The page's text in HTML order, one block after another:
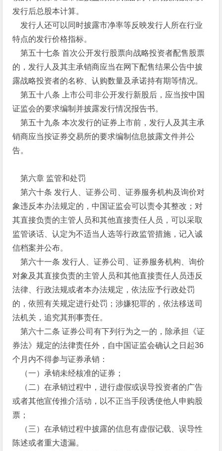
发行后总股本计算。
发行人还可以同时披露市净率等反映发行人所在行业
特点的发行价格指标。
第五十七条 首次公开发行股票向战略投资者配售股票
的，发行人及其主承销商应当在网下配售结果公告中披
露战略投资者的名称、认购数量及承诺持有期等情况。
第五十八条 上市公司非公开发行新股后，应当按中国
证监会的要求编制并披露发行情况报告书。
第五十九条 本次发行的证券上市前，发行人及其主承
销商应当按证券交易所的要求编制信息披露文件并公
告。
第六章 监管和处罚
第六十条 发行人、证券公司、证券服务机构及询价对
象违反本办法规定的，中国证监会可以责令其整改；对
其直接负责的主管人员和其他直接责任人员，可以采取
监管谈话、认定为不适当人选等行政监管措施，记入诚
信档案并公布。
第六十一条 发行人、证券公司、证券服务机构、询价
对象及其直接负责的主管人员和其他直接责任人员违反
法律、行政法规或者本办法规定，依法应予行政处罚
的，依照有关规定进行处罚；涉嫌犯罪的，依法移送司
法机关，追究其刑事责任。
第六十二条 证券公司有下列行为之一的，除承担《证
券法》规定的法律责任外，自中国证监会确认之日起36
个月内不得参与证券承销：
（一）承销未经核准的证券；
（二）在承销过程中，进行虚假或误导投资者的广告
或者其他宣传推介活动，以不正当手段诱使他人申购股
票；
（三）在承销过程中披露的信息有虚假记载、误导性
陈述或者重大遗漏。